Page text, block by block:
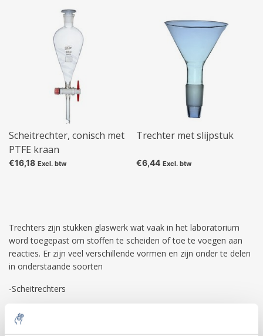
Scheitrechter, conisch met
PTFE kraan
€16,18 Excl. btw
Trechter met slijpstuk
€6,44 Excl. btw
Trechters zijn stukken glaswerk wat vaak in het laboratorium
word toegepast om stoffen te scheiden of toe te voegen aan
reacties. Er zijn veel verschillende vormen en zijn onder te delen
in onderstaande soorten
-Scheitrechters
Scheitrechters
borosilicaatglas. Ze worden meestal toegepast om vloeistoffen